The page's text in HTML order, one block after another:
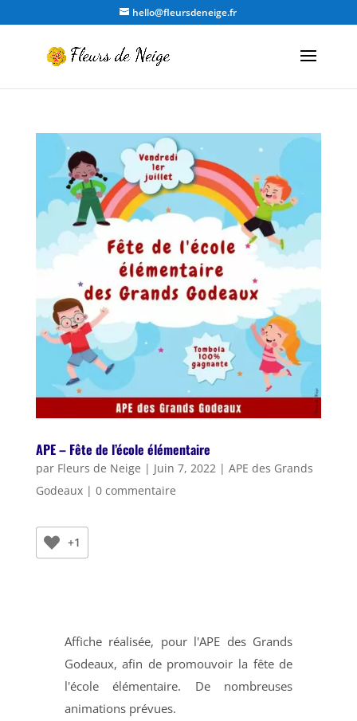
hello@fleursdeneige.fr
APE – Fête de l’école élémentaire
par Fleurs de Neige | Juin 7, 2022 | APE des Grands
Godeaux| 0 commentaire
+1
Affiche réalisée, pour l'APE des Grands
Godeaux, afin de promouvoir la fête de
l'école élémentaire. De nombreuses
animations prévues.